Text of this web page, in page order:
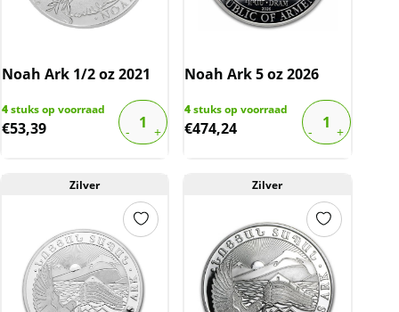
Noah Ark 1/2 oz 2021
4stuks op voorraad
€53,39
Noah Ark 5 oz 2026
4stuks op voorraad
€474,24
Zilver Zilver